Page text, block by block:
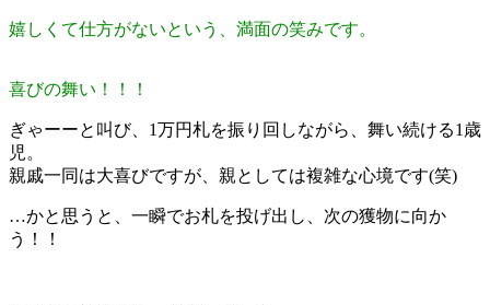
嬉しくて仕方がないという、満面の笑みです。
喜びの舞い！！！
ぎゃーーと叫び、1万円札を振り回しながら、舞い続ける1歳
児。
親戚一同は大喜びですが、親としては複雑な心境です(笑)
…かと思うと、一瞬でお札を投げ出し、次の獲物に向か
う！！